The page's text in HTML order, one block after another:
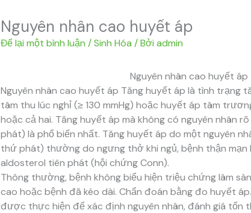
Nguyên nhân cao huyết áp
Để lại một bình luận /Sinh Hóa / Bởi admin
Nguyên nhân cao huyết áp
Nguyên nhân cao huyết áp Tăng huyết áp là tình trạng
tâm thu lúc nghỉ (≥130 mmHg) hoặc huyết áp tâm
hoặc cả hai. Tăng huyết áp mà không có nguyên nhân
phát) là phổ biến nhất. Tăng huyết áp do một nguyên
thứ phát) thường do ngưng thở khi ngủ, bệnh thận
aldosterol tiên phát (hội chứng Conn).
Thông thường, bệnh không biểu hiện triệu chứng lâm
cao hoặc bệnh đã kéo dài. Chẩn đoán bằng đo huyết
được thực hiện để xác định nguyên nhân, đánh giá tổn